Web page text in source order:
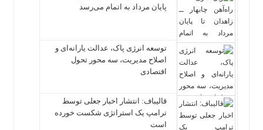
پایان مرداد به اتمام می‌رسد
توسعه انرژی پاک، عدالت یارانه‌ای و
اصلاح مدیریت، سه محور تحول
اقتصادی
قالیباف: انتشار اخبار جعلی توسط
ترامپ یک استراتژی شکست خورده
است